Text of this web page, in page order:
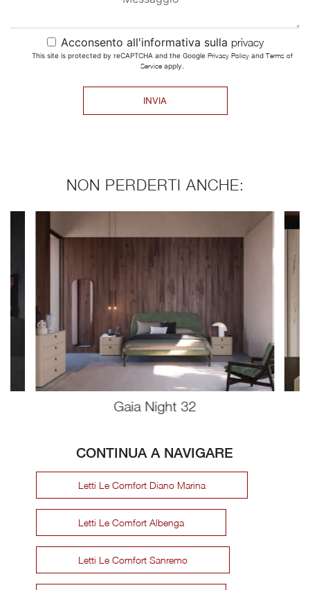
Acconsento all'informativa sulla privacy
This site is protected by reCAPTCHA and the Google Privacy Policyand Terms of
Serviceapply.
INVIA
NON PERDERTI ANCHE:
Gaia Night 32
CONTINUA A NAVIGARE
Letti Le Comfort Diano Marina
Letti Le Comfort Albenga
Letti Le Comfort Sanremo